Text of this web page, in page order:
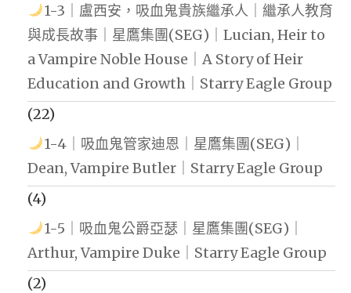
1-3｜盧西安，吸血鬼貴族繼承人｜繼承人教育
與成長故事｜星鷹集團(SEG)｜Lucian, Heir to
a Vampire Noble House｜A Story of Heir
Education and Growth｜Starry Eagle Group
(22)
1-4｜吸血鬼管家迪恩｜星鷹集團(SEG)｜
Dean, Vampire Butler｜Starry Eagle Group
(4)
1-5｜吸血鬼公爵亞瑟｜星鷹集團(SEG)｜
Arthur, Vampire Duke｜Starry Eagle Group
(2)